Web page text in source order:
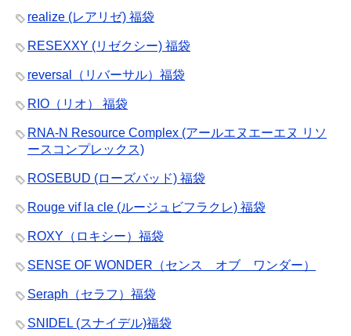
realize (レアリゼ) 福袋
RESEXXY (リゼクシー) 福袋
reversal（リバーサル）福袋
RIO（リオ） 福袋
RNA-N Resource Complex (アールエヌエーエヌ リソ
ースコンプレックス)
ROSEBUD (ローズバッド) 福袋
Rouge vif la cle (ルージュビフラクレ) 福袋
ROXY（ロキシー）福袋
SENSE OF WONDER（センス オブ ワンダー）
Seraph（セラフ）福袋
SNIDEL (スナイデル)福袋